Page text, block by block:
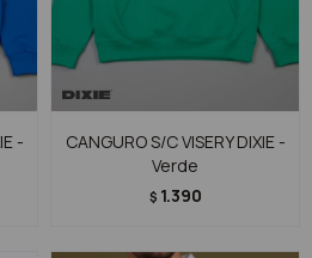
-
CANGURO S/C VISERY DIXIE -
Verde
$ 1.390